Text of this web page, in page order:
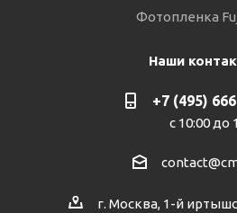
Фотопленка
Наши
+7 (495)
с 10:00 до
г. Москва, 1-й